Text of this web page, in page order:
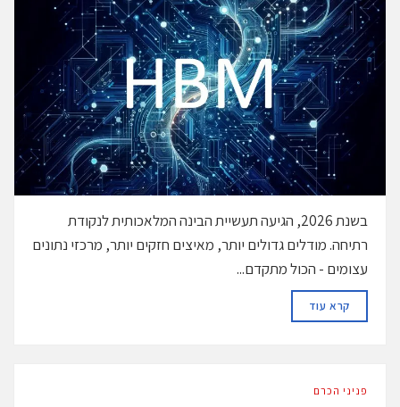
בשנת 2026, הגיעה תעשיית הבינה המלאכותית לנקודת
רתיחה. מודלים גדולים יותר, מאיצים חזקים יותר, מרכזי נתונים
עצומים - הכול מתקדם...
קרא עודDETAILS
פניני הכרם